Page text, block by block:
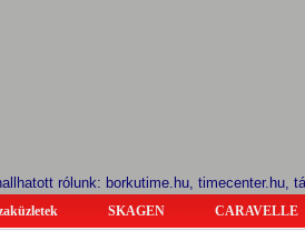
rólunk: borkutime.hu, timecenter.hu,
SKAGEN CARAVELLE